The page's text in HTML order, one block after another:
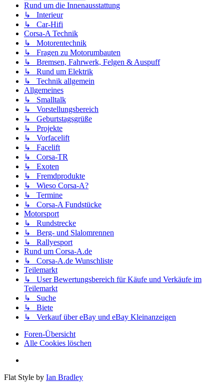
Rund um die Innenausstattung
↳ Interieur
↳ Car-Hifi
Corsa-A Technik
↳ Motorentechnik
↳ Fragen zu Motorumbauten
↳ Bremsen, Fahrwerk, Felgen & Auspuff
↳ Rund um Elektrik
↳ Technik allgemein
Allgemeines
↳ Smalltalk
↳ Vorstellungsbereich
↳ Geburtstagsgrüße
↳ Projekte
↳ Vorfacelift
↳ Facelift
↳ Corsa-TR
↳ Exoten
↳ Fremdprodukte
↳ Wieso Corsa-A?
↳ Termine
↳ Corsa-A Fundstücke
Motorsport
↳ Rundstrecke
↳ Berg- und Slalomrennen
↳ Rallyesport
Rund um Corsa-A.de
↳ Corsa-A.de Wunschliste
Teilemarkt
↳ User Bewertungsbereich für Käufe und Verkäufe im
Teilemarkt
↳ Suche
↳ Biete
↳ Verkauf über eBay und eBay Kleinanzeigen
Foren-Übersicht
Alle Cookies löschen
Flat Style by Ian Bradley